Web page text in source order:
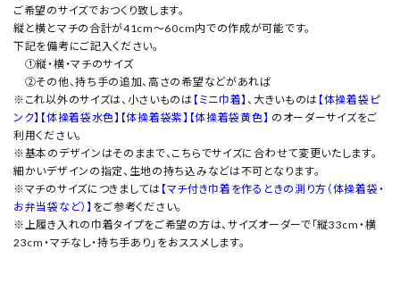
ご希望のサイズでおつくり致します。
縦と横とマチの合計が41cm～60cm内での作成が可能です。
下記を備考にご記入ください。
①縦・横・マチのサイズ
②その他、持ち手の追加、高さの希望などがあれば
※これ以外のサイズは、小さいものは 【ミニ巾着】 、大きいものは 【体操着袋ピ
ンク】 【体操着袋水色】 【体操着袋紫】 【体操着袋黄色】 のオーダーサイズをご
利用ください。
※基本のデザインはそのままで、こちらでサイズに合わせて変更いたします。
細かいデザインの指定、生地の持ち込みなどは不可となります。
※マチのサイズにつきましては 【マチ付き巾着を作るときの測り方（体操着袋・
お弁当袋など）】 をご参考ください。
※上履き入れの巾着タイプをご希望の方は、サイズオーダーで「縦33cm・横
23cm・マチなし・持ち手あり」をおススメします。